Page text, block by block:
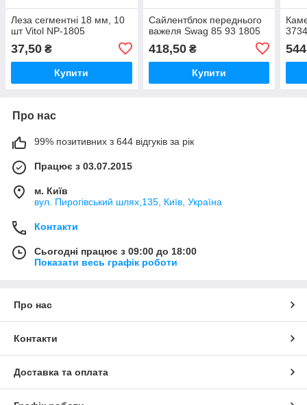
Леза сегментні 18 мм, 10
шт Vitol NP-1805
37,50 ₴
Купити
Сайлентблок переднього
важеля Swag 85 93 1805
418,50₴
Купити
Про нас
99% позитивних з 644 відгуків за рік
Працює з 03.07.2015
м. Київ
вул. Пирогівський шлях,135, Київ, Україна
Контакти
Сьогодні працює з 09:00 до 18:00
Показати весь графік роботи
Про нас
Контакти
Доставка та оплата